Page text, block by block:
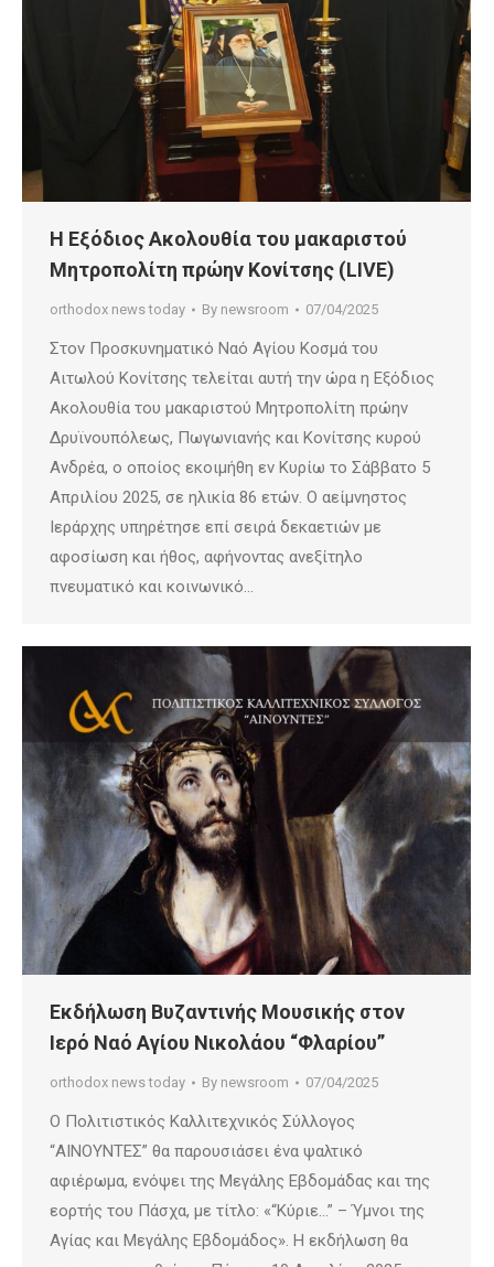
Η Εξόδιος Ακολουθία του μακαριστού
Μητροπολίτη πρώην Κονίτσης (LIVE)
orthodox news today By newsroom 07/04/2025
Στον Προσκυνηματικό Ναό Αγίου Κοσμά του
Αιτωλού Κονίτσης τελείται αυτή την ώρα η Εξόδιος
Ακολουθία του μακαριστού Μητροπολίτη πρώην
Δρυϊνουπόλεως, Πωγωνιανής και Κονίτσης κυρού
Ανδρέα, ο οποίος εκοιμήθη εν Κυρίω το Σάββατο 5
Απριλίου 2025, σε ηλικία 86 ετών. Ο αείμνηστος
Ιεράρχης υπηρέτησε επί σειρά δεκαετιών με
αφοσίωση και ήθος, αφήνοντας ανεξίτηλο
πνευματικό και κοινωνικό…
Εκδήλωση Βυζαντινής Μουσικής στον
Ιερό Ναό Αγίου Νικολάου “Φλαρίου”
orthodox news today By newsroom 07/04/2025
Ο Πολιτιστικός Καλλιτεχνικός Σύλλογος
“ΑΙΝΟΥΝΤΕΣ” θα παρουσιάσει ένα ψαλτικό
αφιέρωμα, ενόψει της Μεγάλης Εβδομάδας και της
εορτής του Πάσχα, με τίτλο: «“Κύριε…” – Ύμνοι της
Αγίας και Μεγάλης Εβδομάδος». Η εκδήλωση θα